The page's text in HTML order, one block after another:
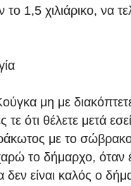
το 1,5 χιλιάρικο, να
μη με
τε ότι θέλετε μετά
με το
το δήμαρχο, όταν
είναι καλός ο